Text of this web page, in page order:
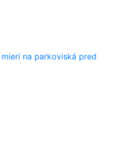
na parkoviská pred